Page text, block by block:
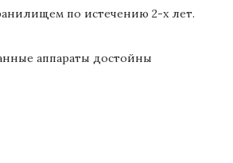
по истечению 2-х лет.
аппараты достойны